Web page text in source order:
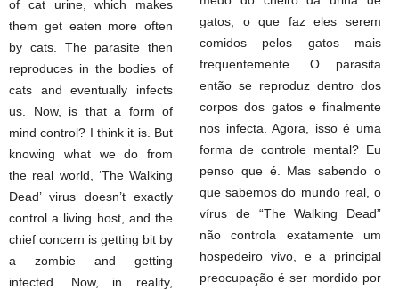
of cat urine, which makes
them get eaten more often
by cats. The parasite then
reproduces in the bodies of
cats and eventually infects
us. Now, is that a form of
mind control? I think it is. But
knowing what we do from
the real world, ‘The Walking
Dead’ virus doesn’t exactly
control a living host, and the
chief concern is getting bit by
a zombie and getting
infected. Now, in reality,
gatos, o que faz eles serem
comidos pelos gatos mais
frequentemente. O parasita
então se reproduz dentro dos
corpos dos gatos e finalmente
nos infecta. Agora, isso é uma
forma de controle mental? Eu
penso que é. Mas sabendo o
que sabemos do mundo real, o
vírus de “The Walking Dead”
não controla exatamente um
hospedeiro vivo, e a principal
preocupação é ser mordido por